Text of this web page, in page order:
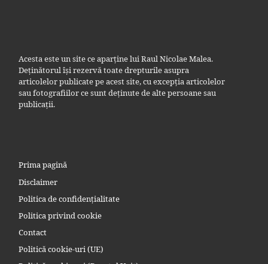
Acesta este un site ce aparține lui Raul Nicolae Malea.
Deținătorul își rezervă toate drepturile asupra
articolelor publicate pe acest site, cu excepția articolelor
sau fotografiilor ce sunt deținute de alte persoane sau
publicații.
Prima pagină
Disclaimer
Politica de confidențialitate
Politica privind cookie
Contact
Politică cookie-uri (UE)